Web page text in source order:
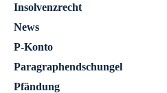
Insolvenzrecht
News
P-Konto
Paragraphendschungel
Pfändung